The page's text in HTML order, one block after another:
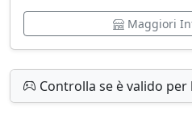
Maggiori
Controlla se è valido